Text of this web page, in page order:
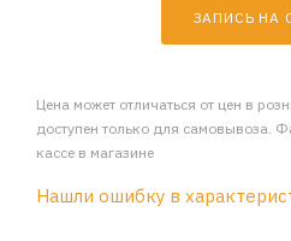
ЗАПИСЬ НА
Цена может отличаться от цен в
доступен только для самовывоза.
кассе в магазине
Нашли ошибку в